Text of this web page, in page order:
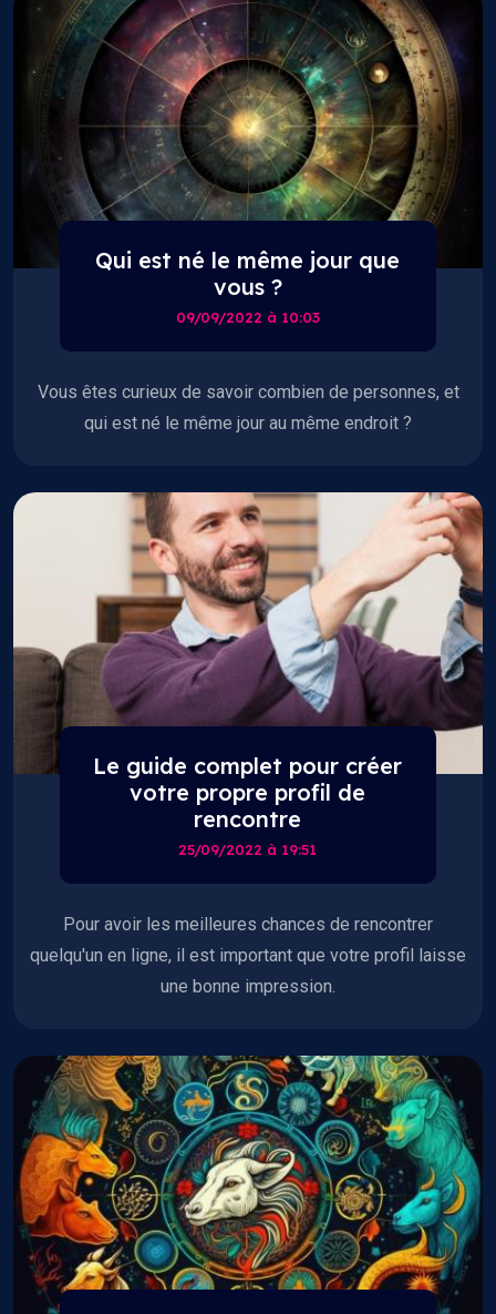
Qui est né le même jour que
vous ?
09/09/2022 à 10:03
Vous êtes curieux de savoir combien de personnes, et
qui est né le même jour au même endroit ?
Le guide complet pour créer
votre propre profil de
rencontre
25/09/2022 à 19:51
Pour avoir les meilleures chances de rencontrer
quelqu'un en ligne, il est important que votre profil laisse
une bonne impression.